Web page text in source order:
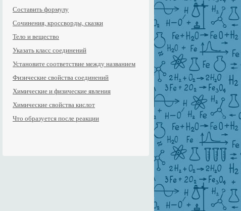
Составить формулу
Сочинения, кроссворды, сказки
Тело и вещество
Указать класс соединений
Установите соответствие между названием
Физические свойства соединений
Химические и физические явления
Химические свойства кислот
Что образуется после реакции